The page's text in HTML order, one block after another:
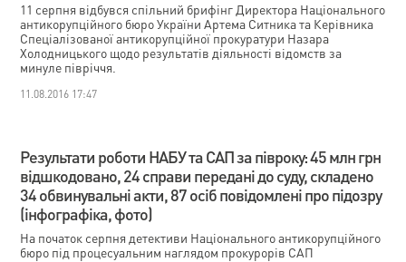
11 серпня відбувся спільний брифінг Директора Національного
антикорупційного бюро України Артема Ситника та Керівника
Спеціалізованої антикорупційної прокуратури Назара
Холодницького щодо результатів діяльності відомств за
минуле півріччя.
11.08.2016 17:47
Результати роботи НАБУ та САП за півроку: 45 млн грн
відшкодовано, 24 справи передані до суду, складено
34 обвинувальні акти, 87 осіб повідомлені про підозру
(інфографіка, фото)
На початок серпня детективи Національного антикорупційного
бюро під процесуальним наглядом прокурорів САП